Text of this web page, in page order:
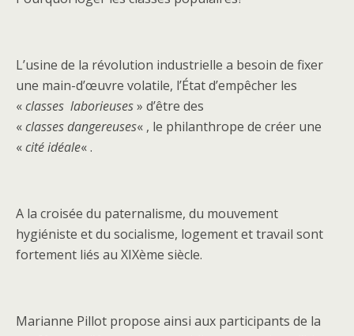
L’usine de la révolution industrielle a besoin de fixer
une main-d’œuvre volatile, l’État d’empêcher les
«classes laborieuses» d’être des
«classesdangereuses« , le philanthrope de créer une
«cité idéale« .
A la croisée du paternalisme, du mouvement
hygiéniste et du socialisme, logement et travail sont
fortement liés au XIXème siècle.
Marianne Pillot propose ainsi aux participants de la